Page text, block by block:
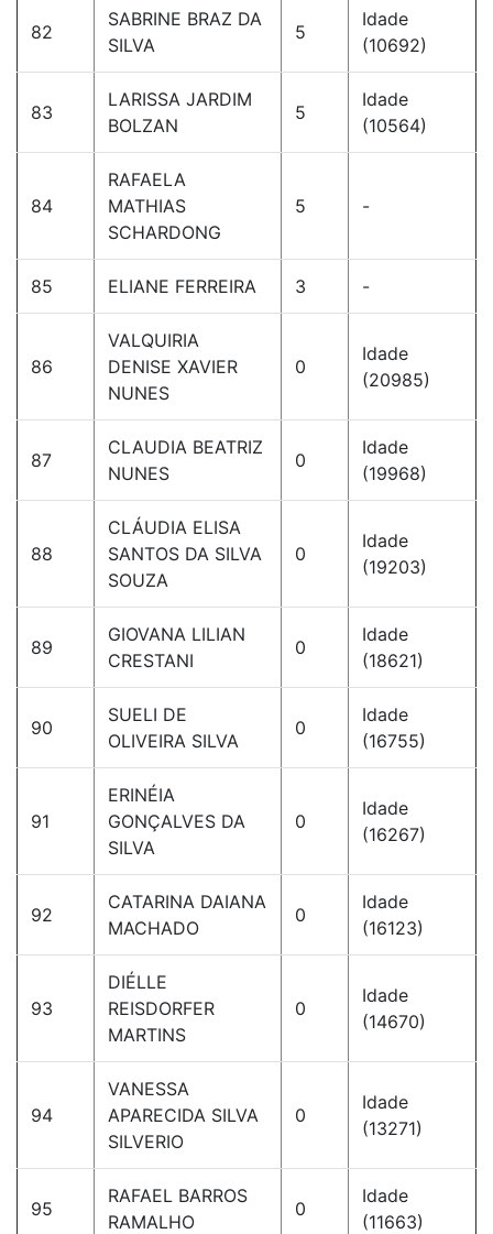
82
SABRINE BRAZ DA
SILVA
5
Idade
(10692)
83
LARISSA JARDIM
BOLZAN
5
Idade
(10564)
84
RAFAELA
MATHIAS
SCHARDONG
5 -
85 ELIANE FERREIRA 3 -
86
VALQUIRIA
DENISE XAVIER
NUNES
0
Idade
(20985)
87
CLAUDIA BEATRIZ
NUNES
0
Idade
(19968)
88
CLÁUDIA ELISA
SANTOS DA SILVA
SOUZA
0
Idade
(19203)
89
GIOVANA LILIAN
CRESTANI
0
Idade
(18621)
90
SUELI DE
OLIVEIRA SILVA
0
Idade
(16755)
91
ERINÉIA
GONÇALVES DA
SILVA
0
Idade
(16267)
92
CATARINA DAIANA
MACHADO
0
Idade
(16123)
93
DIÉLLE
REISDORFER
MARTINS
0
Idade
(14670)
94
VANESSA
APARECIDA SILVA
SILVERIO
0
Idade
(13271)
95
RAFAEL BARROS
RAMALHO
0
Idade
(11663)